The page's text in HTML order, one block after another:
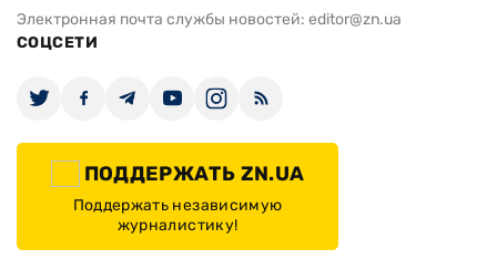
Электронная почта службы новостей: editor@zn.ua
СОЦСЕТИ
ПОДДЕРЖАТЬ ZN.UA
Поддержать независимую
журналистику!